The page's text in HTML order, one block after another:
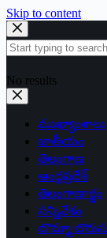
Skip to content
No results
ముఖ్యాంశాలు
జాతీయం
తెలంగాణ
ఆంధ్రప్రదేశ్
తెలంగాణార్థం
సన్నివేశం
బొమ్మా